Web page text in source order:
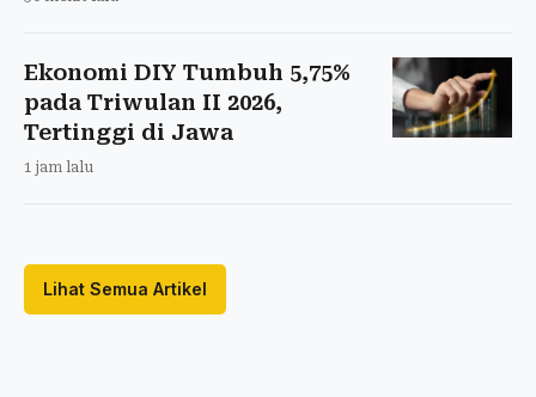
Ekonomi DIY Tumbuh 5,75%
pada Triwulan II 2026,
Tertinggi di Jawa
1 jam lalu
Lihat Semua Artikel